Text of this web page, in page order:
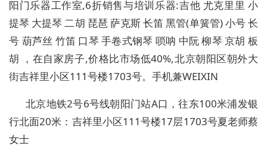
阳门乐器工作室,6折销售与培训乐器:吉他 尤克里里 小
提琴 大提琴 二胡 琵琶 萨克斯 长笛 黑管(单簧管) 小号 长
号 葫芦丝 竹笛 口琴 手卷式钢琴 唢呐 中阮 柳琴 京胡 板
胡 ，在自家房子,价格比市场低40%,北京朝阳区朝外大
街吉祥里小区111号楼1703号。手机兼WEIXIN
北京地铁2号6号线朝阳门站A口，往东100米浦发银
行北面20米：吉祥里小区111号楼17层1703号夏老师蔡
女士